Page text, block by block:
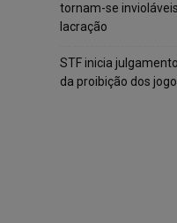
tornam-se
lacração
STF inicia
da proibição dos